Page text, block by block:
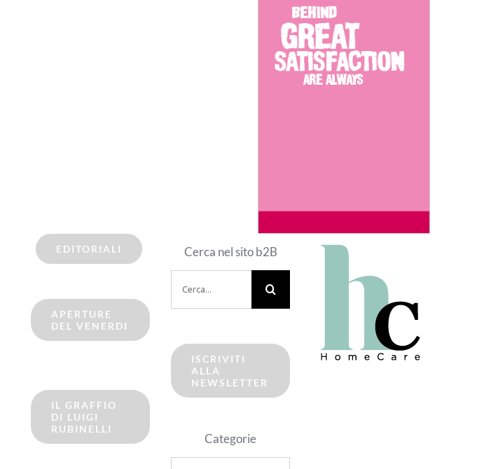
EDITORIALI
APERTURE
DEL VENERDI
IL GRAFFIO
DI LUIGI
RUBINELLI
Cerca nel sito b2B
per:
ISCRIVITI
ALLA
NEWSLETTER
Categorie